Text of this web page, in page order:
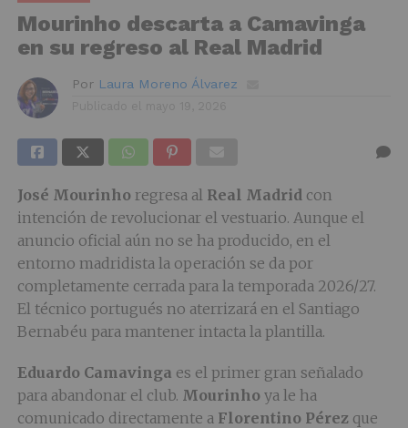
Mourinho descarta a Camavinga
en su regreso al Real Madrid
Por Laura Moreno Álvarez
José Mourinhoregresa al Real Madrid con
intención de revolucionar el vestuario. Aunque el
anuncio oficial aún no se ha producido, en el
entorno madridista la operación se da por
completamente cerrada para la temporada 2026/27.
El técnico portugués no aterrizará en el Santiago
Bernabéu para mantener intacta la plantilla.
Eduardo Camavinga es el primer gran señalado
para abandonar el club. Mourinhoya le ha
comunicado directamente a Florentino Pérezque